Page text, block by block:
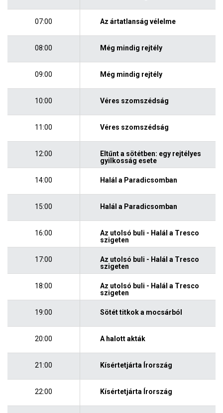
07:00 Az ártatlanság vélelme
08:00 Még mindig rejtély
09:00 Még mindig rejtély
10:00 Véres szomszédság
11:00 Véres szomszédság
12:00
Eltűnt a sötétben: egy rejtélyes
gyilkosság esete
14:00 Halál a Paradicsomban
15:00 Halál a Paradicsomban
16:00
Az utolsó buli - Halál a Tresco
szigeten
17:00
Az utolsó buli - Halál a Tresco
szigeten
18:00
Az utolsó buli - Halál a Tresco
szigeten
19:00 Sötét titkok a mocsárból
20:00 A halott akták
21:00 Kísértetjárta Írország
22:00 Kísértetjárta Írország